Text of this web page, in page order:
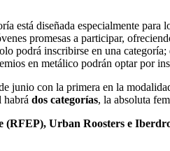
está diseñada especialmente para
promesas a participar,
podrá inscribirse en una
en metálico podrán optar por
junio con la primera en la
habrá dos categorías, la absoluta
(RFEP), Urban Roosters e